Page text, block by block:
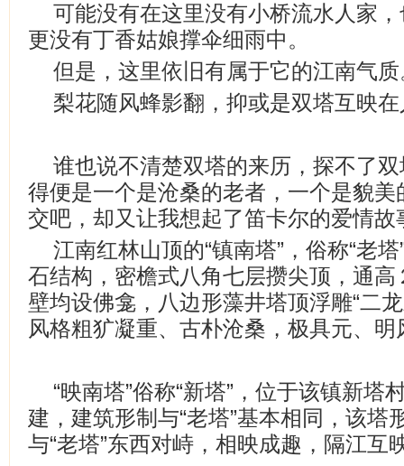
可能没有在这里没有小桥流水人家
更没有丁香姑娘撑伞细雨中。
但是，这里依旧有属于它的江南气质
梨花随风蜂影翻，抑或是双塔互映
谁也说不清楚双塔的来历，探不了
得便是一个是沧桑的老者，一个是貌
交吧，却又让我想起了笛卡尔的爱情故
江南红林山顶的“镇南塔”，俗称“老
石结构，密檐式八角七层攒尖顶，通
壁均设佛龛，八边形藻井塔顶浮雕“二
风格粗犷凝重、古朴沧桑，极具元、明
“映南塔”俗称“新塔”，位于该镇新塔
建，建筑形制与“老塔”基本相同，该塔
与“老塔”东西对峙，相映成趣，隔江互